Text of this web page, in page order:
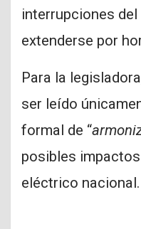
interrupciones
extenderse por
Para la
ser leído
formal de “
posibles
eléctrico nacional.